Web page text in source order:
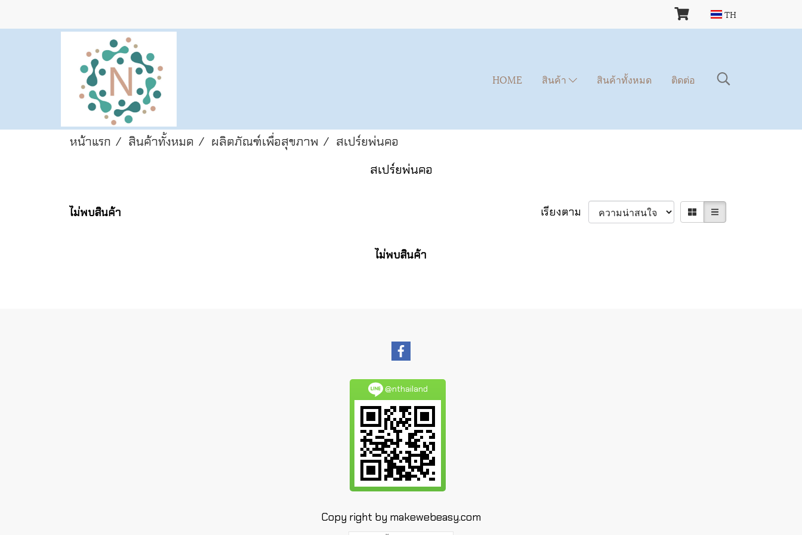
TH
HOME สินค้า สินค้าทั้งหมด ติดต่อ
หน้าแรก สินค้าทั้งหมด ผลิตภัณฑ์เพื่อสุขภาพ
สเปร์ยพ่นคอ
สเปร์ยพ่นคอ
ไม่พบสินค้า เรียงตาม
ไม่พบสินค้า
@nthailand
Copy right by makewebeasy.com